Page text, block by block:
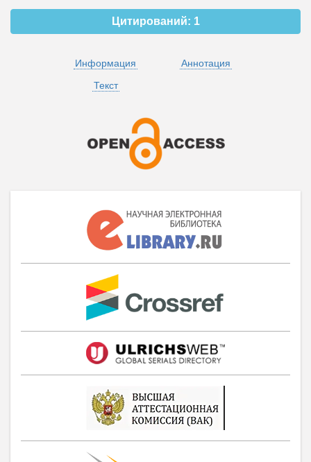
Цитирований: 1
Информация
Аннотация
Текст